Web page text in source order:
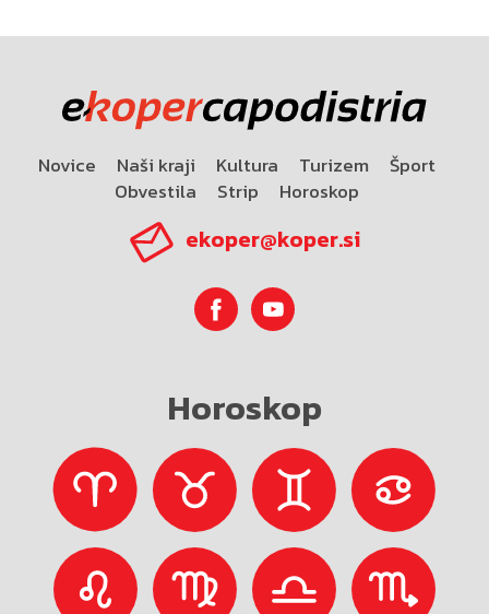
Novice Naši kraji Kultura Turizem
Šport
Obvestila
Strip Horoskop
ekoper@koper.si
Horoskop